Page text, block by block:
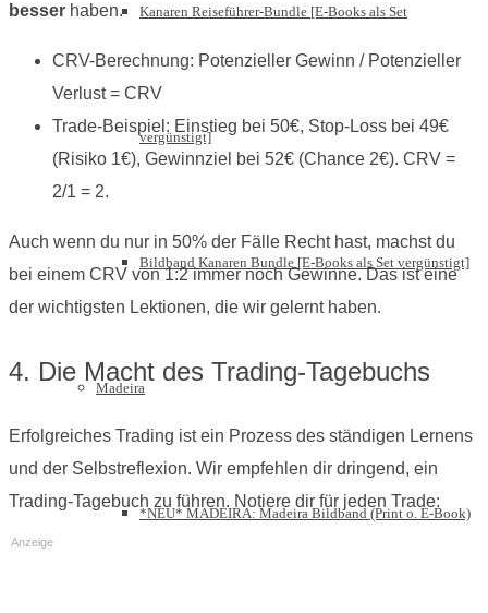
Kanaren Reiseführer-Bundle [E-Books als Set
vergünstigt]
Bildband Kanaren Bundle [E-Books als Set vergünstigt]
Madeira
*NEU* MADEIRA: Madeira Bildband (Print o. E-Book)
besser haben.
CRV-Berechnung: Potenzieller Gewinn / Potenzieller
Verlust = CRV
Trade-Beispiel: Einstieg bei 50€, Stop-Loss bei 49€
(Risiko 1€), Gewinnziel bei 52€ (Chance 2€). CRV =
2/1 = 2.
Auch wenn du nur in 50% der Fälle Recht hast, machst du
bei einem CRV von 1:2 immer noch Gewinne. Das ist eine
der wichtigsten Lektionen, die wir gelernt haben.
4. Die Macht des Trading-Tagebuchs
Erfolgreiches Trading ist ein Prozess des ständigen Lernens
und der Selbstreflexion. Wir empfehlen dir dringend, ein
Trading-Tagebuch zu führen. Notiere dir für jeden Trade:
Anzeige